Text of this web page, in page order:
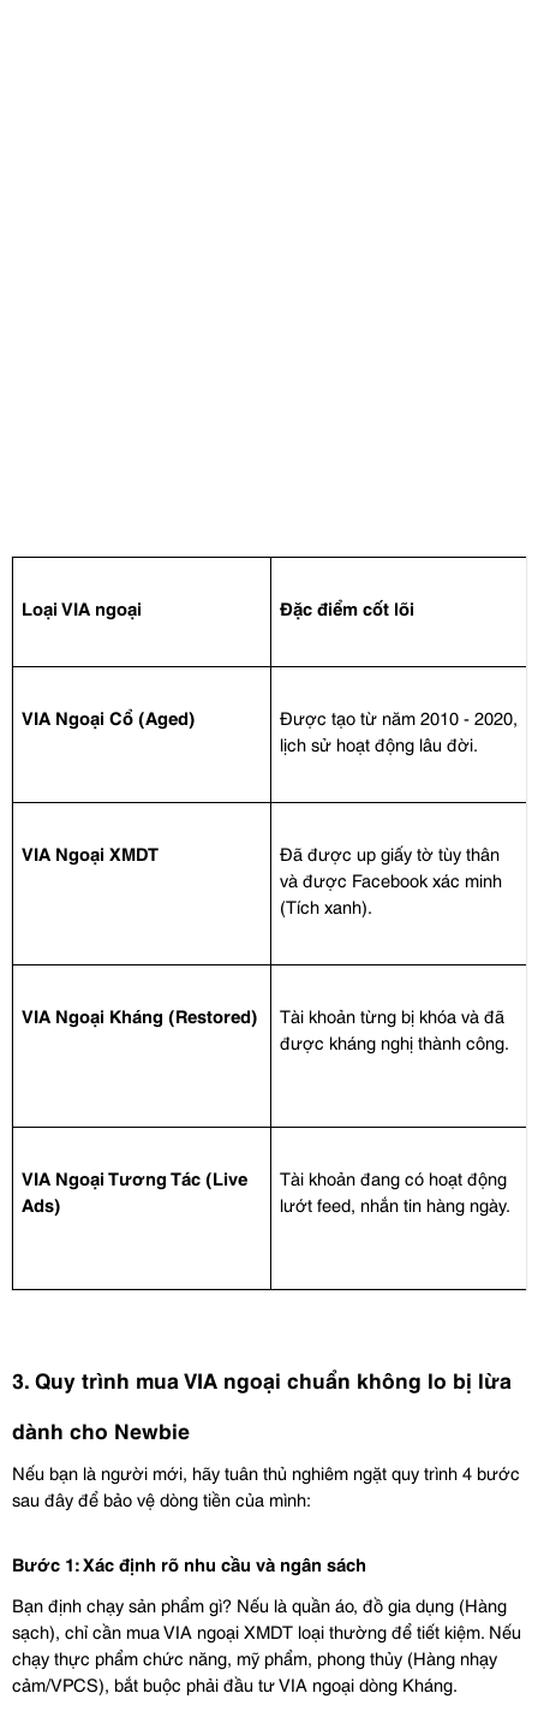
Loại VIA ngoại Đặc điểm cốt lõi
VIA Ngoại Cổ (Aged)
Được tạo từ năm 2010 - 2020,
lịch sử hoạt động lâu đời.
VIA Ngoại XMDT
Đã được up giấy tờ tùy thân
và được Facebook xác minh
(Tích xanh).
VIA Ngoại Kháng (Restored)
Tài khoản từng bị khóa và đã
được kháng nghị thành công.
VIA Ngoại Tương Tác (Live
Ads)
Tài khoản đang có hoạt động
lướt feed, nhắn tin hàng ngày.
3. Quy trình mua VIA ngoại chuẩn không lo bị lừa
dành cho Newbie
Nếu bạn là người mới, hãy tuân thủ nghiêm ngặt quy trình 4 bước
sau đây để bảo vệ dòng tiền của mình:
Bước 1: Xác định rõ nhu cầu và ngân sách
Bạn định chạy sản phẩm gì? Nếu là quần áo, đồ gia dụng (Hàng
sạch), chỉ cần mua VIA ngoại XMDT loại thường để tiết kiệm. Nếu
chạy thực phẩm chức năng, mỹ phẩm, phong thủy (Hàng nhạy
cảm/VPCS), bắt buộc phải đầu tư VIA ngoại dòng Kháng.